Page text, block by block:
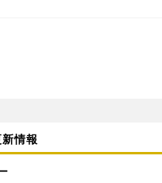
情報